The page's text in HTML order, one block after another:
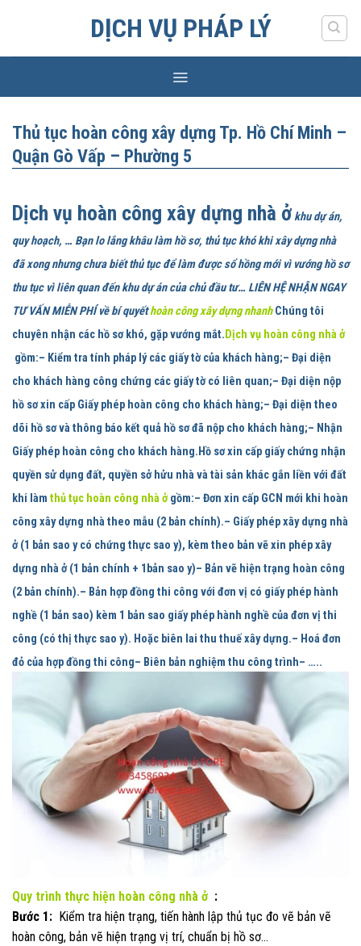
DỊCH VỤ PHÁP LÝ
Thủ tục hoàn công xây dựng Tp. Hồ Chí Minh –
Quận Gò Vấp – Phường 5
Dịch vụ hoàn công xây dựng nhà ởkhu dự án,
quy hoạch, … Bạn lo lắng khâu làm hồ sơ, thủ tục khó khi xây dựng nhà
đã xong nhưng chưa biết thủ tục để làm được sổ hồng mới vì vướng hồ sơ
thu tục vì liên quan đến khu dự án của chủ đầu tư… LIÊN HỆ NHẬN NGAY
TƯ VẤN MIỄN PHÍ về bí quyếthoàn công xây dựng nhanhChúng tôi
chuyên nhận các hồ sơ khó, gặp vướng mắt. Dịch vụ hoàn công nhà ở
gồm:– Kiểm tra tính pháp lý các giấy tờ của khách hàng;– Đại diện
cho khách hàng công chứng các giấy tờ có liên quan;– Đại diện nộp
hồ sơ xin cấp Giấy phép hoàn công cho khách hàng;– Đại diện theo
dõi hồ sơ và thông báo kết quả hồ sơ đã nộp cho khách hàng;– Nhận
Giấy phép hoàn công cho khách hàng. Hồ sơ xin cấp giấy chứng nhận
quyền sử dụng đất, quyền sở hửu nhà và tài sản khác gắn liền với đất
khi làm thủ tục hoàn công nhà ởgồm:– Đơn xin cấp GCN mới khi hoàn
công xây dựng nhà theo mẫu (2 bản chính).– Giấy phép xây dựng nhà
ở (1 bản sao y có chứng thực sao y), kèm theo bản vẽ xin phép xây
dựng nhà ở (1 bản chính + 1bản sao y)– Bản vẽ hiện trạng hoàn công
(2 bản chính).– Bản hợp đồng thi công với đơn vị có giấy phép hành
nghề (1 bản sao) kèm 1 bản sao giấy phép hành nghề của đơn vị thi
công (có thị thực sao y). Hoặc biên lai thu thuế xây dựng.– Hoá đơn
đỏ của hợp đồng thi công– Biên bản nghiệm thu công trình– …..
Quy trình thực hiện hoàn công nhà ở :
Bước 1: Kiểm tra hiện trạng, tiến hành lập thủ tục đo vẽ bản vẽ
hoàn công, bản vẽ hiện trạng vị trí, chuẩn bị hồ sơ…